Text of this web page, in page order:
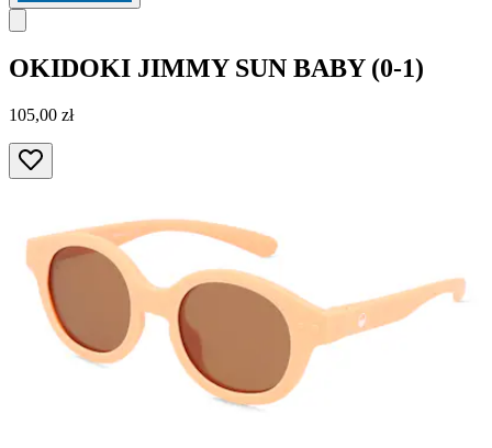
OKIDOKI JIMMY SUN BABY (0-1)
105,00 zł